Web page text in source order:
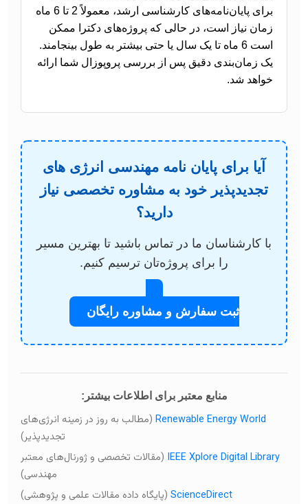
برای پایان‌نامه‌های کارشناسی ارشد، معمولاً 2 تا 6 ماه
زمان نیاز است، در حالی که پروژه‌های دکترا ممکن
است 6 ماه تا یک سال یا حتی بیشتر به طول بینجامند.
یک زمان‌بندی دقیق پس از بررسی پروپوزال شما ارائه
خواهد شد.
آیا برای پایان نامه مهندسی انرژی های
تجدیدپذیر خود به مشاوره تخصصی نیاز
دارید؟
با کارشناسان ما در تماس باشید تا بهترین مسیر
را برای پروژه‌تان ترسیم کنیم.
ثبت سفارش و مشاوره رایگان
منابع معتبر برای اطلاعات بیشتر:
Renewable Energy World (مطالب به روز در زمینه انرژی‌های
تجدیدپذیر)
IEEE Xplore Digital Library (مقالات تخصصی و ژورنال‌های معتبر
مهندسی)
ScienceDirect (پایگاه داده مقالات علمی و پژوهشی)